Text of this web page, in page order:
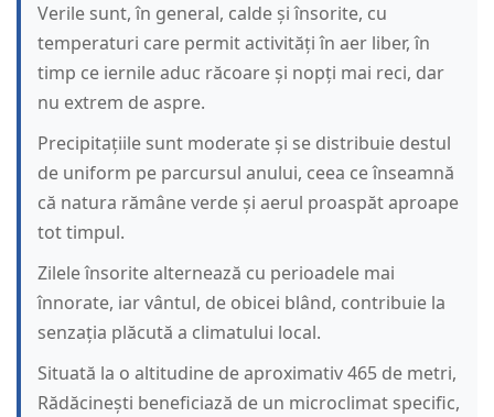
Verile sunt, în general, calde și însorite, cu
temperaturi care permit activități în aer liber, în
timp ce iernile aduc răcoare și nopți mai reci, dar
nu extrem de aspre.
Precipitațiile sunt moderate și se distribuie destul
de uniform pe parcursul anului, ceea ce înseamnă
că natura rămâne verde și aerul proaspăt aproape
tot timpul.
Zilele însorite alternează cu perioadele mai
înnorate, iar vântul, de obicei blând, contribuie la
senzația plăcută a climatului local.
Situată la o altitudine de aproximativ 465 de metri,
Rădăcinești beneficiază de un microclimat specific,